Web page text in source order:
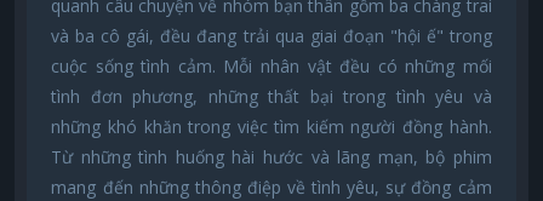
quanh câu chuyện về nhóm bạn thân gồm ba chàng trai
và ba cô gái, đều đang trải qua giai đoạn "hội ế" trong
cuộc sống tình cảm. Mỗi nhân vật đều có những mối
tình đơn phương, những thất bại trong tình yêu và
những khó khăn trong việc tìm kiếm người đồng hành.
Từ những tình huống hài hước và lãng mạn, bộ phim
mang đến những thông điệp về tình yêu, sự đồng cảm